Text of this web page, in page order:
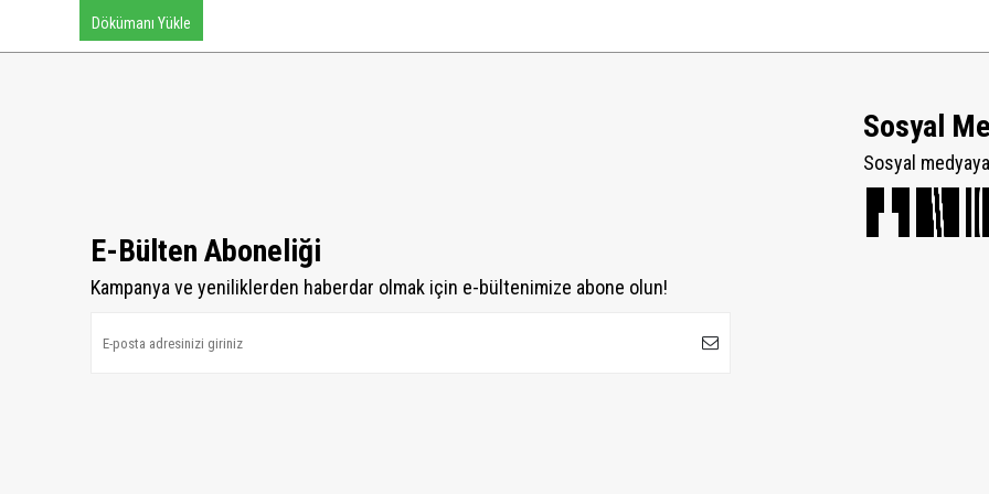
Dökümanı Yükle
E-Bülten Aboneliği
Kampanya ve yeniliklerden haberdar olmak için e-bültenimize abone olun!
Sosyal
Sosyal